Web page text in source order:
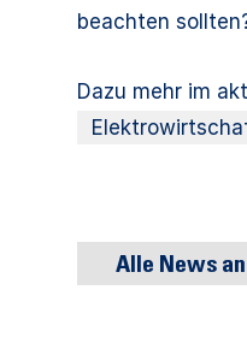
beachten
Dazu mehr im
Alle News